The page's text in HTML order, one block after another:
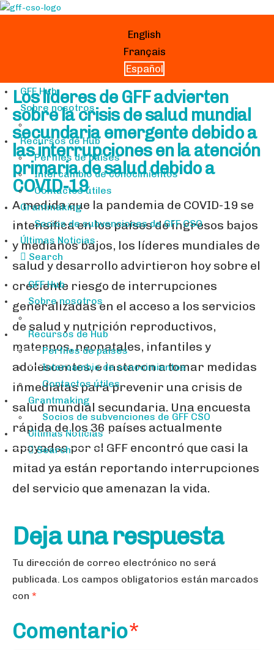
English
Français
Español
GFF Hub
Sobre nosotros
Recursos de Hub
Perfiles de países
Intercambio de conocimientos
Contactos útiles
Grantmaking
Socios de subvenciones de GFF CSO
Últimas Noticias
Search
GFF Hub
Sobre nosotros
Recursos de Hub
Perfiles de países
Intercambio de conocimientos
Contactos útiles
Grantmaking
Socios de subvenciones de GFF CSO
Últimas Noticias
Search
Los líderes de GFF advierten
sobre la crisis de salud mundial
secundaria emergente debido a
las interrupciones en la atención
primaria de salud debido a
COVID-19
A medida que la pandemia de COVID-19 se
intensifica en los países de ingresos bajos
y medianos bajos, los líderes mundiales de
salud y desarrollo advirtieron hoy sobre el
creciente riesgo de interrupciones
generalizadas en el acceso a los servicios
de salud y nutrición reproductivos,
maternos, neonatales, infantiles y
adolescentes, e instaron a tomar medidas
inmediatas para prevenir una crisis de
salud mundial secundaria. Una encuesta
rápida de los 36 países actualmente
apoyados por el GFF encontró que casi la
mitad ya están reportando interrupciones
del servicio que amenazan la vida.
Deja una respuesta
Tu dirección de correo electrónico no será
publicada. Los campos obligatorios están marcados
con *
Comentario*